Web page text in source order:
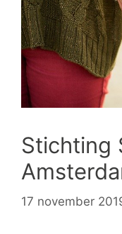
Stichting
17 november